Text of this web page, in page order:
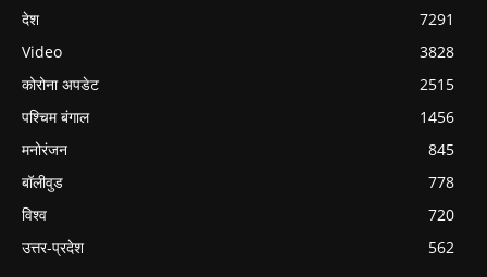
देश
7291
Video
3828
कोरोना अपडेट
2515
पश्चिम बंगाल
1456
मनोरंजन
845
बॉलीवुड
778
विश्व
720
उत्तर-प्रदेश
562